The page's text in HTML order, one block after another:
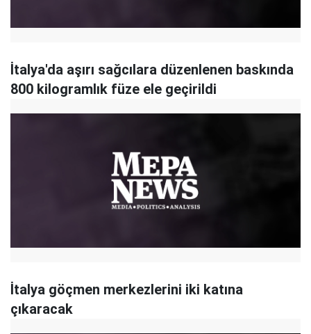
İtalya'da aşırı sağcılara düzenlenen baskında
800 kilogramlık füze ele geçirildi
İtalya göçmen merkezlerini iki katına
çıkaracak